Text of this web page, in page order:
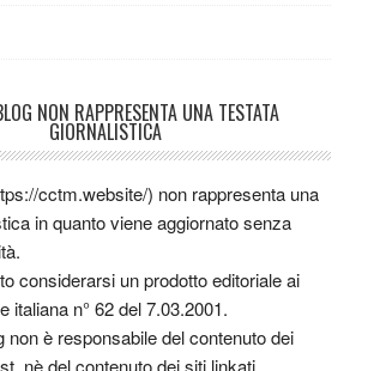
NON RAPPRESENTA UNA TESTATA
GIORNALISTICA
cctm.website/) non rappresenta una
in quanto viene aggiornato senza
considerarsi un prodotto editoriale ai
italiana n° 62 del 7.03.2001.
non è responsabile del contenuto dei
nè del contenuto dei siti linkati.